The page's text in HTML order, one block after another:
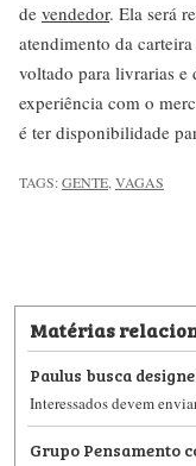
de vendedor. Ela será
atendimento da
voltado para livrarias
experiência com o
é ter disponibilidade
TAGS:GENTE VAGAS
Matérias
Paulus busca
Interessados devem
Grupo Pensamento